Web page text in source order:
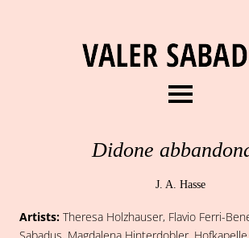
Recordings
Concerts
News
Didone
J. A. Hasse
Artists:Theresa Holzhauser, Flavio Ferri-